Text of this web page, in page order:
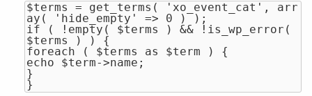
$terms = get_terms( 'xo_event_cat', arr
ay( 'hide_empty' => 0 ) );
if ( !empty( $terms ) && !is_wp_error(
$terms ) ) {
foreach ( $terms as $term ) {
echo $term->name;
}
}